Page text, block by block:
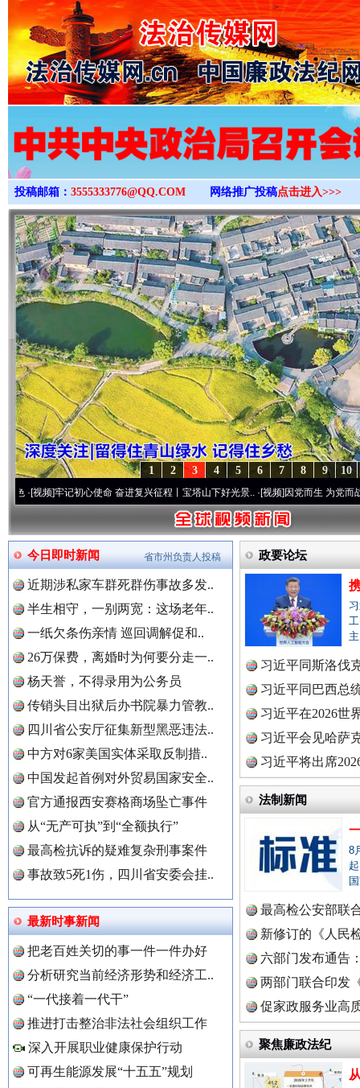
>
投稿邮箱： 3555333776@QQ.COM 网络推广投稿点击进入>>>
10
9
8
7
6
5
4
3
2
1
记初心使命 奋进复兴征程丨宝塔山下好光景..·[视频]因党而生 为党而战——百年“纪
今日即时新闻
近期涉私家车群死群伤事故多发..
半生相守，一别两宽：这场老年..
一纸欠条伤亲情 巡回调解促和..
26万保费，离婚时为何要分走一..
杨天誉，不得录用为公务员
传销头目出狱后办书院暴力管教..
四川省公安厅征集新型黑恶违法..
中方对6家美国实体采取反制措..
中国发起首例对外贸易国家安全..
官方通报西安赛格商场坠亡事件
从“无产可执”到“全额执行”
最高检抗诉的疑难复杂刑事案件
事故致5死1伤，四川省安委会挂..
最新时事新闻
把老百姓关切的事一件一件办好
分析研究当前经济形势和经济工..
“一代接着一代干”
推进打击整治非法社会组织工作
深入开展职业健康保护行动
可再生能源发展“十五五”规划
省市州负责人投稿 政要论坛
习近平同斯洛伐
习近平同巴西总
习近平在2026世
理高级..
习近平会见哈萨
习近平将出席
球治理..
法制新闻
8
最高检公安部联
周岁未..
新修订的《人民
布
六部门发布通告
两部门联合印发
定》
促家政服务业高
聚焦廉政法纪
中国全民新闻网.
全民健
世界屋脊 天路回响 永